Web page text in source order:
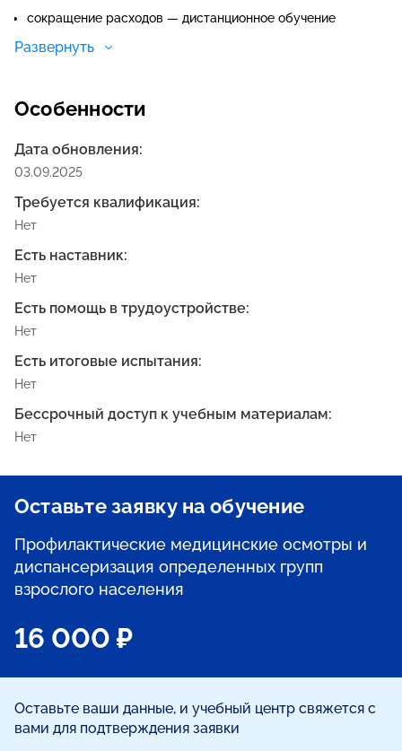
сокращение расходов — дистанционное обучение
Развернуть
Особенности
Дата обновления:
03.09.2025
Требуется квалификация:
Нет
Есть наставник:
Нет
Есть помощь в трудоустройстве:
Нет
Есть итоговые испытания:
Нет
Бессрочный доступ к учебным материалам:
Нет
Оставьте заявку на обучение
Профилактические медицинские осмотры и
диспансеризация определенных групп
взрослого населения
16 000 ₽
Оставьте ваши данные, и учебный центр свяжется с
вами для подтверждения заявки